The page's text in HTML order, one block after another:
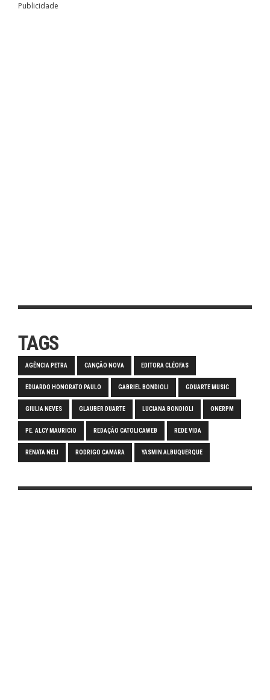
Publicidade
TAGS
AGÊNCIA PETRA CANÇÃO NOVA EDITORA CLÉOFAS
EDUARDO HONORATO PAULO GABRIEL BONDIOLI GDUARTE MUSIC
GIULIA NEVES GLAUBER DUARTE LUCIANA BONDIOLI ONERPM
PE. ALCY MAURICIO REDAÇÃO CATOLICAWEB REDE VIDA
RENATA NELI RODRIGO CAMARA YASMIN ALBUQUERQUE